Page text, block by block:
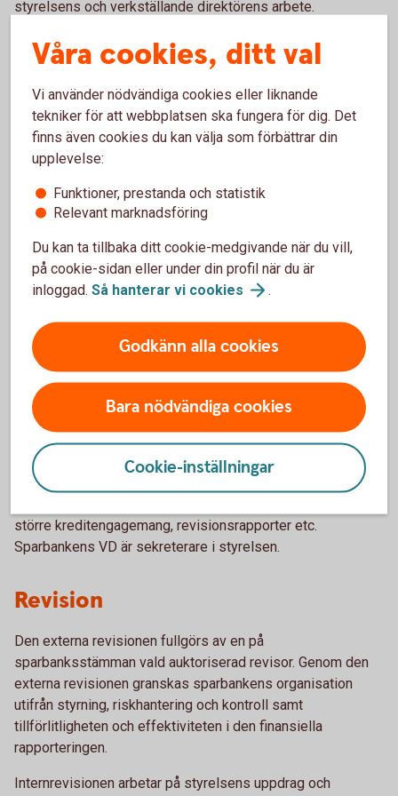
styrelsens och verkställande direktörens arbete.
Styrelsens ordförande har en särställning inom styrelsen
med särskilt ansvar för att styrelsens arbete är väl
organiserat och bedrivs effektivt och att styrelsen fullgör
sina uppgifter. Ordförande ser bl. a. till att styrelsen erhåller
tillfredsställande information och beslutsunderlag för sitt
arbete, samt att styrelsen årligen för en utvärderingen av
sitt och VD:s arbete. Härutöver gör ordföranden en egen
utvärdering genom samtal med styrelseledamöter.
sparbankslagen och styrelsens arbetsordning. Styrelsen
främsta uppgift, förutom att utse styrelseordförande och
VD, är att fastställa sparbankens strategi, verksamhetsplan
utvecklingen, fastställa/ompröva policies/instruktioner för
verksamheten, behandla kreditengagemang, samt som ett
led i styrelsens ansvar för den interna kontrollen och
riskhanteringen behandla rapporter härom. Styrelsen
genomför styrelseseminarium där sparbankens interna
kapitalutvärdering behandlas. Vid styrelsesammanträdena
har bl. a. behandlats års- och delårsbokslut, riskanalys,
strategiplan, verksamhetsplan, prognos för kommande år,
större kreditengagemang, revisionsrapporter etc.
Sparbankens VD är sekreterare i styrelsen.
Revision
Den externa revisionen fullgörs av en på
sparbanksstämman vald auktoriserad revisor. Genom den
externa revisionen granskas sparbankens organisation
utifrån styrning, riskhantering och kontroll samt
tillförlitligheten och effektiviteten i den finansiella
rapporteringen.
Internrevisionen arbetar på styrelsens uppdrag och
Våra cookies, ditt val
Vi använder nödvändiga cookies eller liknande
tekniker för att webbplatsen ska fungera för dig. Det
finns även cookies du kan välja som förbättrar din
upplevelse:
Funktioner, prestanda och statistik
Relevant marknadsföring
Du kan ta tillbaka ditt cookie-medgivande när du vill,
på cookie-sidan eller under din profil när du är
inloggad. Så hanterar vi cookies .
Godkänn alla cookies
Bara nödvändiga cookies
Cookie-inställningar